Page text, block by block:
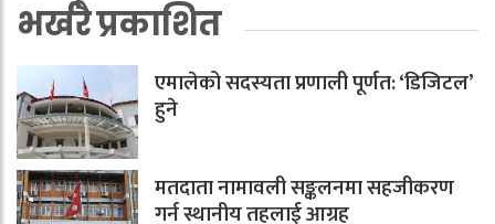
भर्खरै प्रकाशित
एमालेको सदस्यता प्रणाली पूर्णत: ‘डिजिटल’
हुने
मतदाता नामावली सङ्कलनमा सहजीकरण
गर्न स्थानीय तहलाई आग्रह